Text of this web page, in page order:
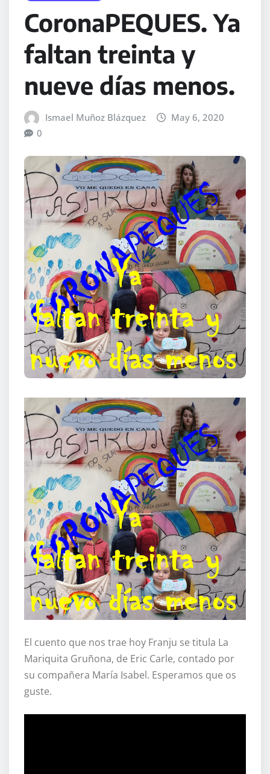
CoronaPEQUES. Ya
faltan treinta y
nueve días menos.
Ismael Muñoz Blázquez
May 6, 2020
0
El cuento que nos trae hoy Franju se titula La
Mariquita Gruñona, de Eric Carle, contado por
su compañera María Isabel. Esperamos que os
guste.